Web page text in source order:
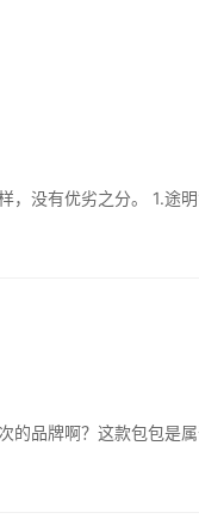
，没有优劣之分。 1.途
的品牌啊？这款包包是